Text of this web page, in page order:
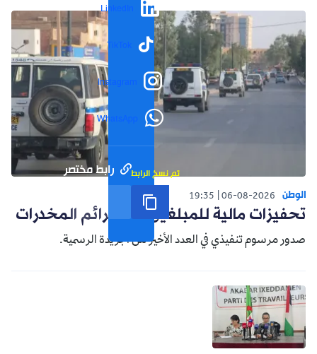
LinkedIn
TikTok
Instagram
WhatsApp
رابط مختصر تم نسخ الرابط
الوطن 06-08-2026
19:35
تحفيزات مالية للمبلغين عن جرائم المخدرات
صدور مرسوم تنفيذي في العدد الأخير من الجريدة الرسمية.